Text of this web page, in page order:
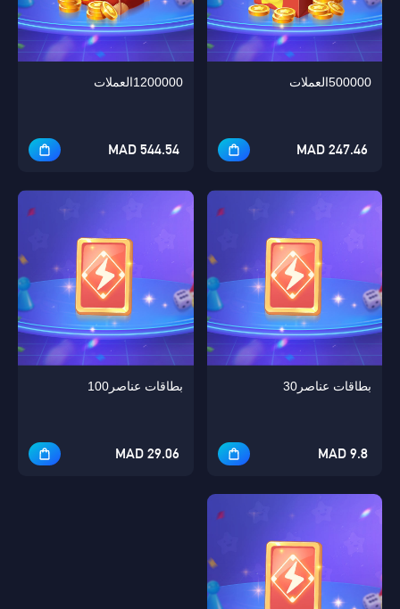
500000العملات
247.46 MAD
1200000العملات
544.54 MAD
بطاقات عناصر30
9.8 MAD
بطاقات عناصر100
29.06 MAD